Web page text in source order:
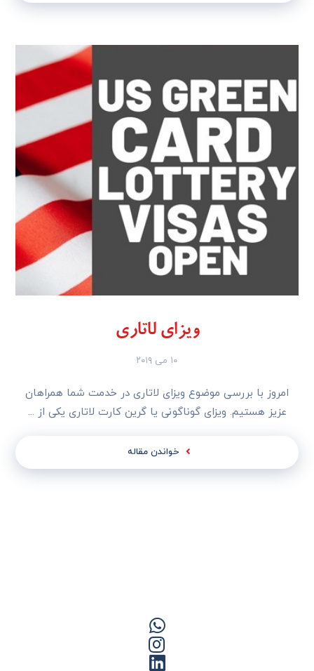
ویزای لاتاری
۱۰ می ۲۰۱۹
امروز با بررسی موضوع ویزای لاتاری در خدمت شما همراهان
عزیز هستیم. ویزای گوناگونی یا گرین کارت لاتاری یکی از ...
خواندن مقاله